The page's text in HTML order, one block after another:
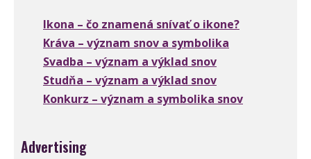
Ikona – čo znamená snívať o ikone?
Kráva – význam snov a symbolika
Svadba – význam a výklad snov
Studňa – význam a výklad snov
Konkurz – význam a symbolika snov
Advertising